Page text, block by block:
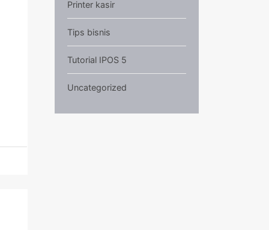
Printer kasir
Tips bisnis
Tutorial IPOS 5
Uncategorized